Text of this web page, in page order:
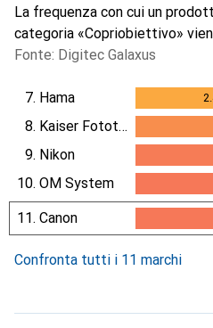
La frequenza con cui un
categoria «Copriobiettivo»
Fonte: Digitec Galaxus
7. Hama
8. Kaiser Fototechnik
9. Nikon
10. OM System
11. Canon
5.9%
Confronta tutti i 11 marchi